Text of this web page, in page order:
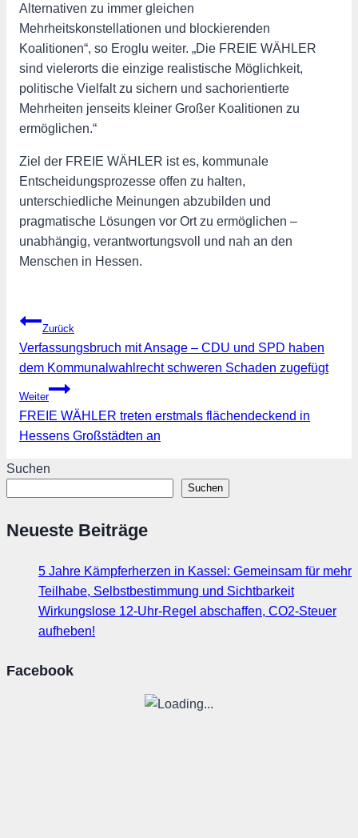
Alternativen zu immer gleichen
Mehrheitskonstellationen und blockierenden
Koalitionen“, so Eroglu weiter. „Die FREIE WÄHLER
sind vielerorts die einzige realistische Möglichkeit,
politische Vielfalt zu sichern und sachorientierte
Mehrheiten jenseits kleiner Großer Koalitionen zu
ermöglichen.“
Ziel der FREIE WÄHLER ist es, kommunale
Entscheidungsprozesse offen zu halten,
unterschiedliche Meinungen abzubilden und
pragmatische Lösungen vor Ort zu ermöglichen –
unabhängig, verantwortungsvoll und nah an den
Menschen in Hessen.
Beitragsnavigation
Zurück
Verfassungsbruch mit Ansage – CDU und SPD haben
dem Kommunalwahlrecht schweren Schaden zugefügt
Weiter
FREIE WÄHLER treten erstmals flächendeckend in
Hessens Großstädten an
Suchen
Suchen
Neueste Beiträge
5 Jahre Kämpferherzen in Kassel: Gemeinsam für mehr
Teilhabe, Selbstbestimmung und Sichtbarkeit
Wirkungslose 12-Uhr-Regel abschaffen, CO2-Steuer
aufheben!
Facebook